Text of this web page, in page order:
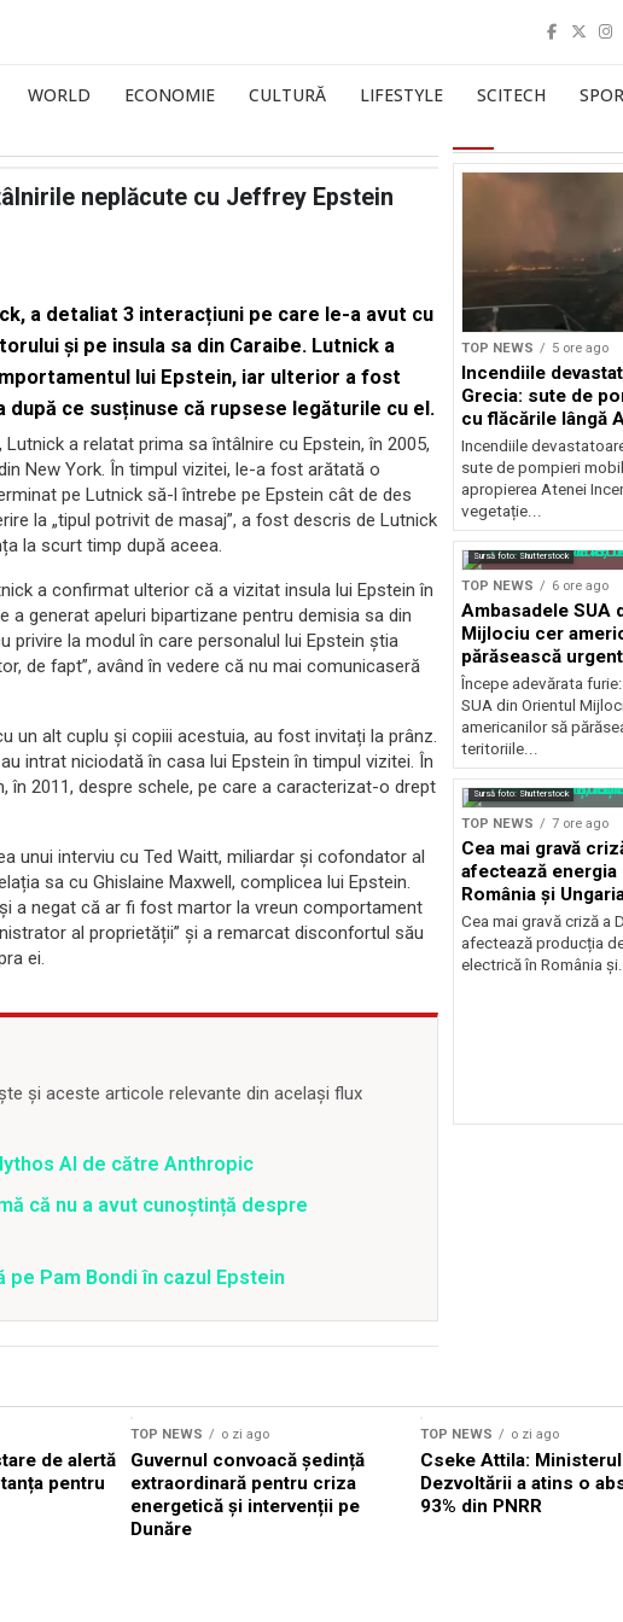
WORLD ECONOMIE CULTURĂ LIFESTYLE SCITECH
neplăcute cu Jeffrey Epstein
a detaliat 3 interacțiuni pe care le-a avut cu
și pe insula sa din Caraibe. Lutnick a
lui Epstein, iar ulterior a fost
ce susținuse că rupsese legăturile cu el.
a relatat prima sa întâlnire cu Epstein, în 2005,
New York. În timpul vizitei, le-a fost arătată o
pe Lutnick să-l întrebe pe Epstein cât de des
la „tipul potrivit de masaj”, a fost descris de Lutnick
la scurt timp după aceea.
a confirmat ulterior că a vizitat insula lui Epstein în
a generat apeluri bipartizane pentru demisia sa din
privire la modul în care personalul lui Epstein știa
de fapt”, având în vedere că nu mai comunicaseră
un alt cuplu și copiii acestuia, au fost invitați la prânz.
intrat niciodată în casa lui Epstein în timpul vizitei. În
2011, despre schele, pe care a caracterizat-o drept
unui interviu cu Ted Waitt, miliardar și cofondator al
sa cu Ghislaine Maxwell, complicea lui Epstein.
a negat că ar fi fost martor la vreun comportament
al proprietății” și a remarcat disconfortul său
ei.
și aceste articole relevante din același flux
AI de către Anthropic
că nu a avut cunoștință despre
pe Pam Bondi în cazul Epstein
TOP NEWS 5 ore ago
Incendiile
Grecia: sute de
cu flăcările lângă
Incendiile
sute de pompieri
apropierea Atenei
vegetație...
Sursă foto: Shutterstock
TOP NEWS 6 ore ago
Ambasadele SUA
Mijlociu cer
părăsească
Începe adevărata
SUA din Orientul
americanilor să
teritoriile...
Sursă foto: Shutterstock
TOP NEWS 7 ore ago
Cea mai gravă
afectează
România și
Cea mai gravă criză a
afectează producția
electrică în România și...
de alertă
pentru
TOP NEWS o zi ago
Guvernul convoacă ședință
extraordinară pentru criza
energetică și intervenții pe
Dunăre
TOP NEWS o zi ago
Cseke Attila: Ministerul
Dezvoltării a atins o
93% din PNRR